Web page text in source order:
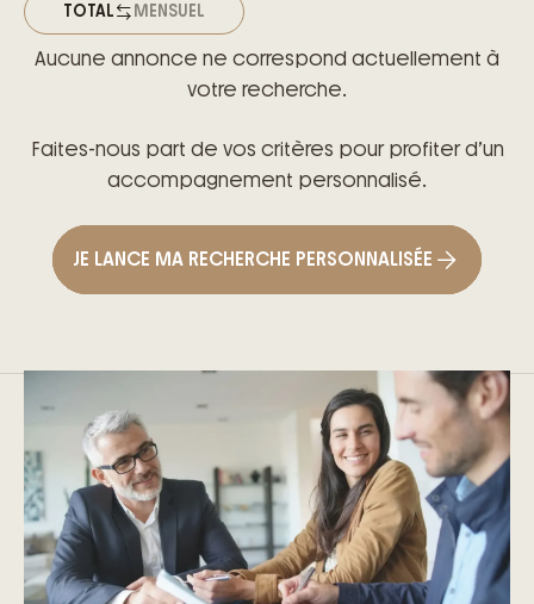
TOTAL MENSUEL
Aucune annonce ne correspond actuellement à
votre recherche.
Faites-nous part de vos critères pour profiter d’un
accompagnement personnalisé.
JE LANCE MA RECHERCHE PERSONNALISÉE